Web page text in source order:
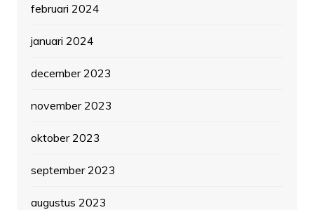
februari 2024
januari 2024
december 2023
november 2023
oktober 2023
september 2023
augustus 2023